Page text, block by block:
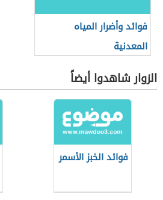
فوائد وأضرار المياه
المعدنية
الزوار شاهدوا أيضاً
فوائد الخبز الأسمر